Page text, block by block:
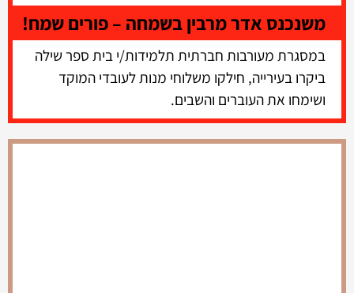
משנכנס אדר מרבין בשמחה – פורים שמח!
במסגרת מעורבות חברתית תלמידות/י בית ספר שילה
ביקרו בעירייה, חילקו משלוחי מנות לעובדי המוקד
ושימחו את העוברים והשבים.